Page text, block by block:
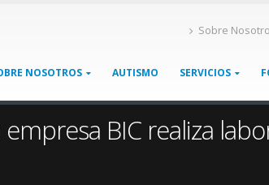
Sobre
NOSOTROS AUTISMO SERVICIOS
BIC realiza